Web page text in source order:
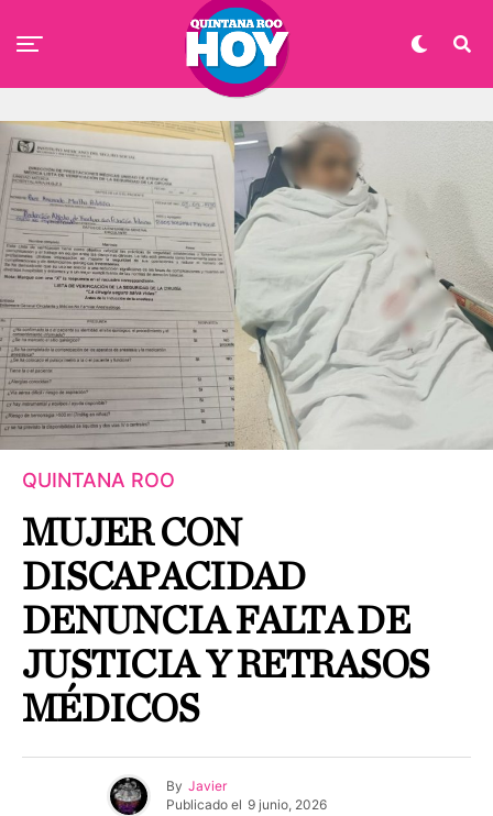
QUINTANA ROO
MUJER CON
DISCAPACIDAD
DENUNCIA FALTA DE
JUSTICIA Y RETRASOS
MÉDICOS
By Javier
Publicado el 9 junio, 2026